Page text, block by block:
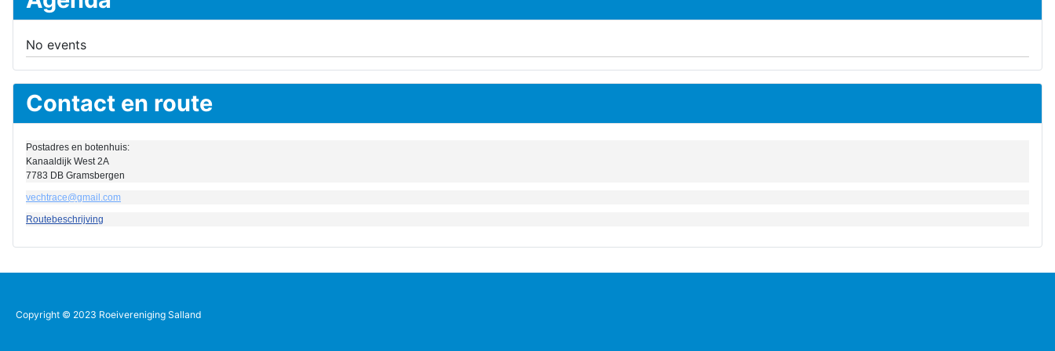
No events
Contact en route
Postadres en botenhuis:
Kanaaldijk West 2A
7783 DB Gramsbergen
vechtrace@gmail.com
Routebeschrijving
Copyright © 2023 Roeivereniging Salland